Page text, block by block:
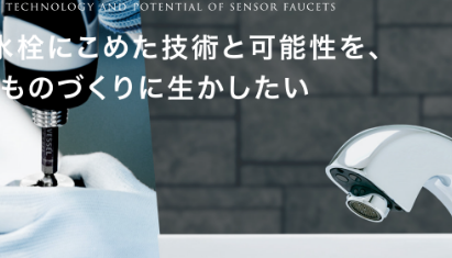
に向けた取り組み